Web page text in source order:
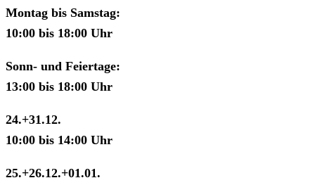
Montag bis Samstag:
10:00 bis 18:00 Uhr
Sonn- und Feiertage:
13:00 bis 18:00 Uhr
24.+31.12.
10:00 bis 14:00 Uhr
25.+26.12.+01.01.